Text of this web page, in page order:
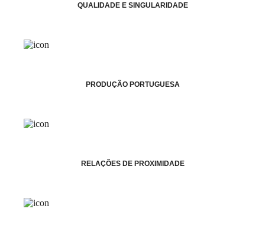
QUALIDADE E SINGULARIDADE
PRODUÇÃO PORTUGUESA
RELAÇÕES DE PROXIMIDADE